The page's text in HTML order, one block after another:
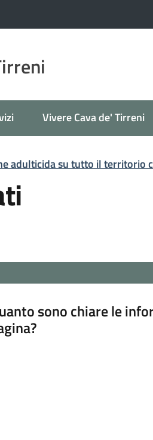
Vivere Cava de' Tirreni
adulticida su tutto il territorio
sono chiare le